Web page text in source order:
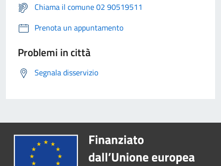
Chiama il comune 02 90519511
Prenota un appuntamento
Problemi in città
Segnala disservizio